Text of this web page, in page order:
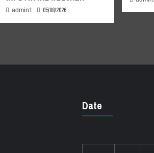
admin1 05/08/2026
Date